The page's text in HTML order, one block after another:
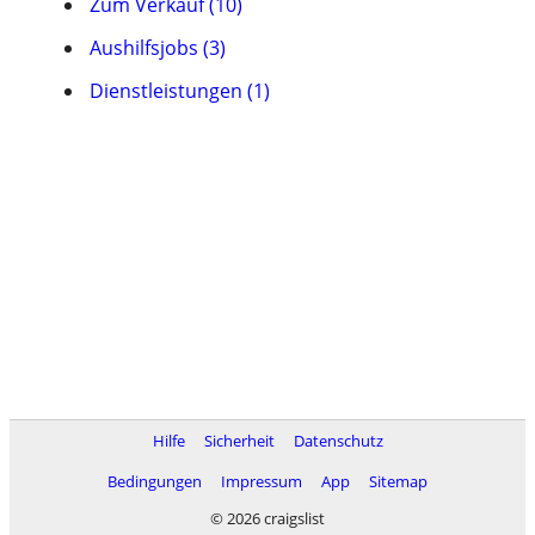
Aushilfsjobs (3)
Dienstleistungen (1)
Hilfe Sicherheit
Datenschutz
Bedingungen
Impressum App
Sitemap
© 2026 craigslist